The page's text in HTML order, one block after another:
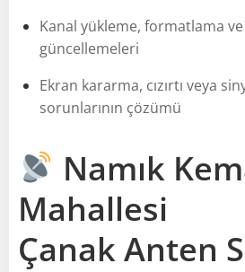
Kanal yükleme, formatlama ve
güncellemeleri
Ekran kararma, cızırtı veya
sorunlarının çözümü
Namık
Mahallesi
Çanak Anten